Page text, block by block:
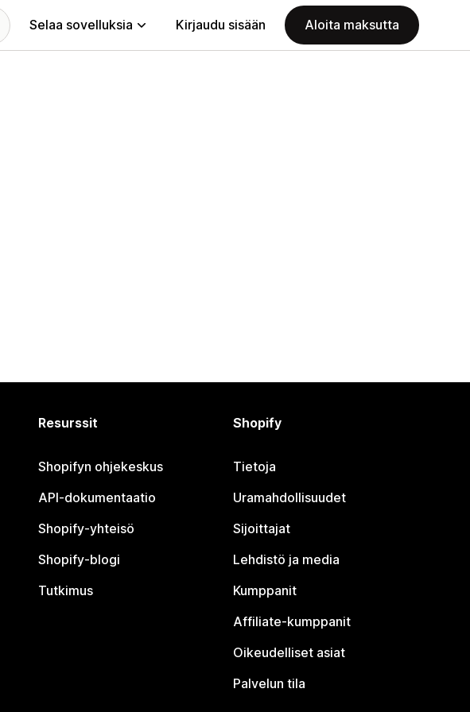
Selaa sovelluksia Kirjaudu sisään Aloita maksutta
Resurssit
Shopifyn ohjekeskus
API-dokumentaatio
Shopify-yhteisö
Shopify-blogi
Tutkimus
Shopify
Tietoja
Uramahdollisuudet
Sijoittajat
Lehdistö ja media
Kumppanit
Affiliate-kumppanit
Oikeudelliset asiat
Palvelun tila